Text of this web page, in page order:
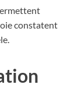
constatent